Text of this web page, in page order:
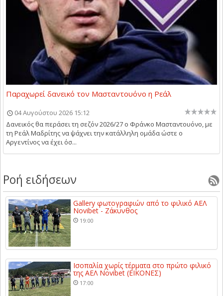
Παραχωρεί δανεικό τον Μασταντουόνο η Ρεάλ
04 Αυγούστου 2026 15:12
Δανεικός θα περάσει τη σεζόν 2026/27 ο Φράνκο Μασταντουόνο, με
τη Ρεάλ Μαδρίτης να ψάχνει την κατάλληλη ομάδα ώστε ο
Αργεντίνος να έχει όσ...
Ροή ειδήσεων
Gallery φωτογραφιών από το φιλικό ΑΕΛ
Novibet - Ζάκυνθος
19:00
Ισοπαλία χωρίς τέρματα στο πρώτο φιλικό
της ΑΕΛ Novibet (ΕΙΚΟΝΕΣ)
17:00